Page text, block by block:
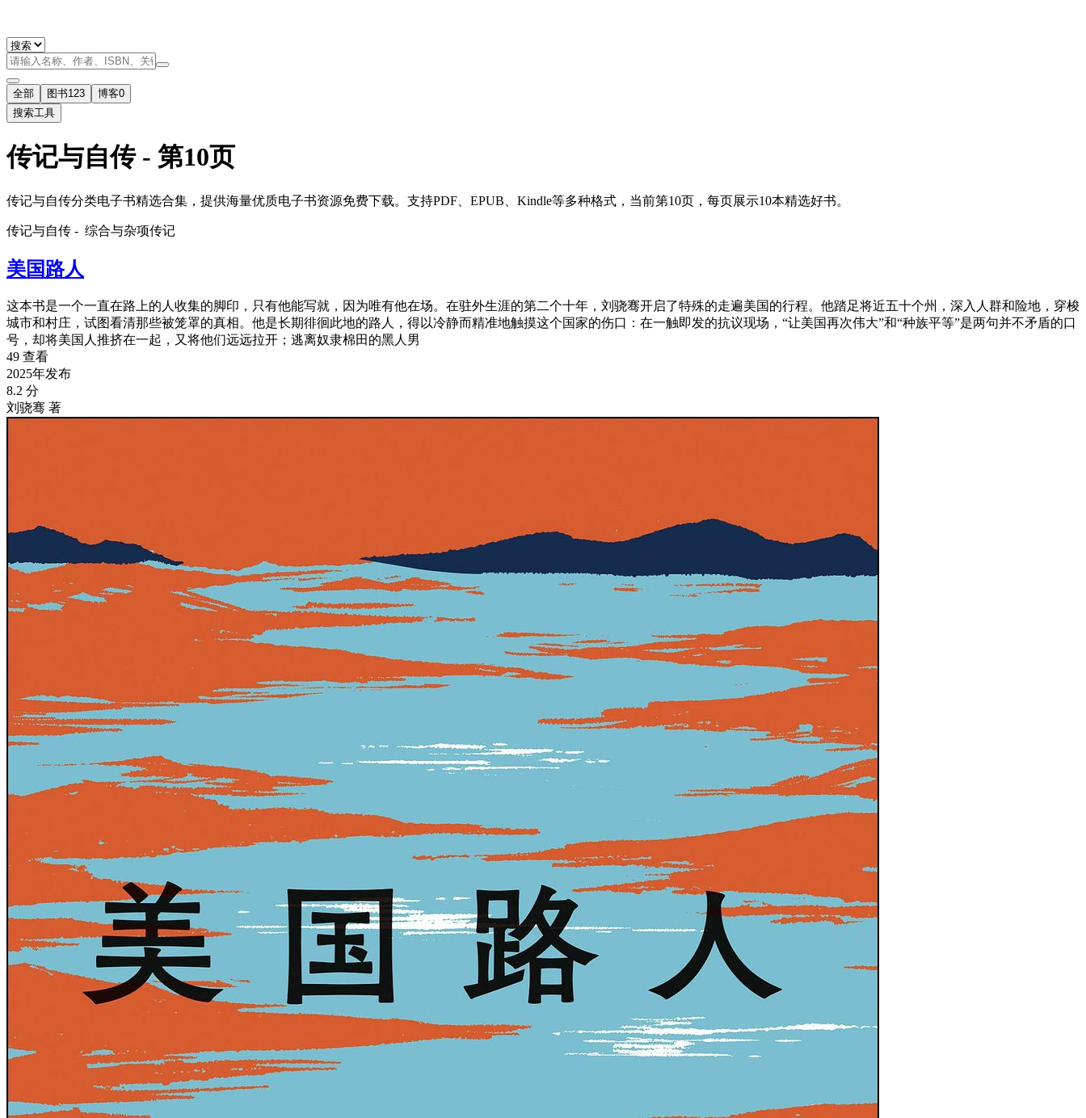
全部 图书123 博客0
搜索工具
传记与自传 - 第10页
传记与自传分类电子书精选合集，提供海量优质电子书资源免费下载。支持PDF、EPUB、Kindle等多种格式，当前第10页，每页展示10本精选好书。
传记与自传 - 综合与杂项传记
美国路人
这本书是一个一直在路上的人收集的脚印，只有他能写就，因为唯有他在场。在驻外生涯的第二个十年，刘骁骞开启了特殊的走遍美国的行程。他踏足将近五十个州，深入人群和险地，穿梭
城市和村庄，试图看清那些被笼罩的真相。他是长期徘徊此地的路人，得以冷静而精准地触摸这个国家的伤口：在一触即发的抗议现场，“让美国再次伟大”和“种族平等”是两句并不矛盾的口
号，却将美国人推挤在一起，又将他们远远拉开；逃离奴隶棉田的黑人男
49 查看
2025年发布
8.2 分
刘骁骞 著